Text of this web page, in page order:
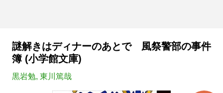
謎解きはディナーのあとで 風祭警部の事件
簿 (小学館文庫)
黒岩勉, 東川篤哉